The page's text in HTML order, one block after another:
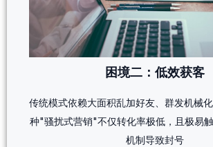
困境二：低效获客
传统模式依赖大面积乱加好友、群发机械
种"骚扰式营销"不仅转化率极低，且极易
机制导致封号